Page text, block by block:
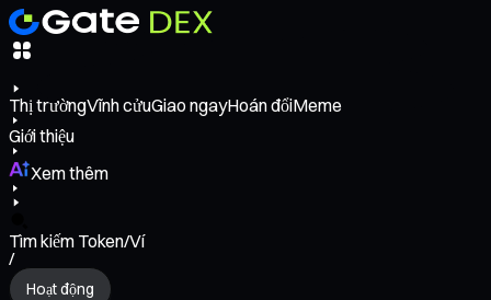
Thị trườngVĩnh cửuGiao ngayHoán đổiMeme
Giới thiệu
Xem thêm
Tìm kiếm Token/Ví
/
Hoạt động